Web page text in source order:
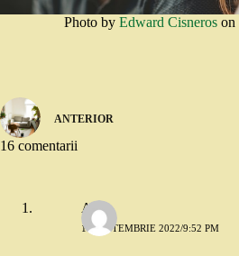
Photo by Edward Cisneroson
ANTERIOR
16 comentarii
A
18 SEPTEMBRIE 2022/9:52 PM